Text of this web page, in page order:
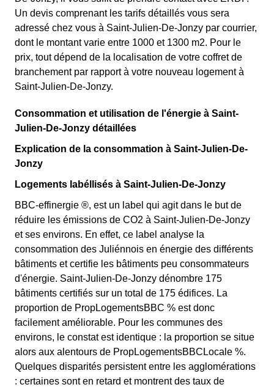
Un devis comprenant les tarifs détaillés vous sera
adressé chez vous à Saint-Julien-De-Jonzy par courrier,
dont le montant varie entre 1000 et 1300 m2. Pour le
prix, tout dépend de la localisation de votre coffret de
branchement par rapport à votre nouveau logement à
Saint-Julien-De-Jonzy.
Consommation et utilisation de l'énergie à Saint-
Julien-De-Jonzy détaillées
Explication de la consommation à Saint-Julien-De-
Jonzy
Logements labéllisés à Saint-Julien-De-Jonzy
BBC-effinergie ®, est un label qui agit dans le but de
réduire les émissions de CO2 à Saint-Julien-De-Jonzy
et ses environs. En effet, ce label analyse la
consommation des Juliénnois en énergie des différents
bâtiments et certifie les bâtiments peu consommateurs
d'énergie. Saint-Julien-De-Jonzy dénombre 175
bâtiments certifiés sur un total de 175 édifices. La
proportion de PropLogementsBBC % est donc
facilement améliorable. Pour les communes des
environs, le constat est identique : la proportion se situe
alors aux alentours de PropLogementsBBCLocale %.
Quelques disparités persistent entre les agglomérations
: certaines sont en retard et montrent des taux de